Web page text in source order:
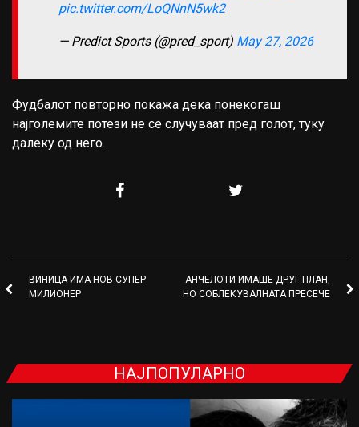
pic.twitter.com/LoQNnN5wk2
— Predict Sports (@pred_sport) May 27, 2026
Фудбалот повторно покажа дека понекогаш
најголемите потези не се случуваат пред голот, туку
далеку од него.
ВИНИЦА ИМА НОВ СУПЕР
МИЛИОНЕР
АНЧЕЛОТИ ИМАШЕ ДРУГ ПЛАН,
НО СОБЛЕКУВАЛНАТА ПРЕСЕЧЕ
НАЈПОПУЛАРНО